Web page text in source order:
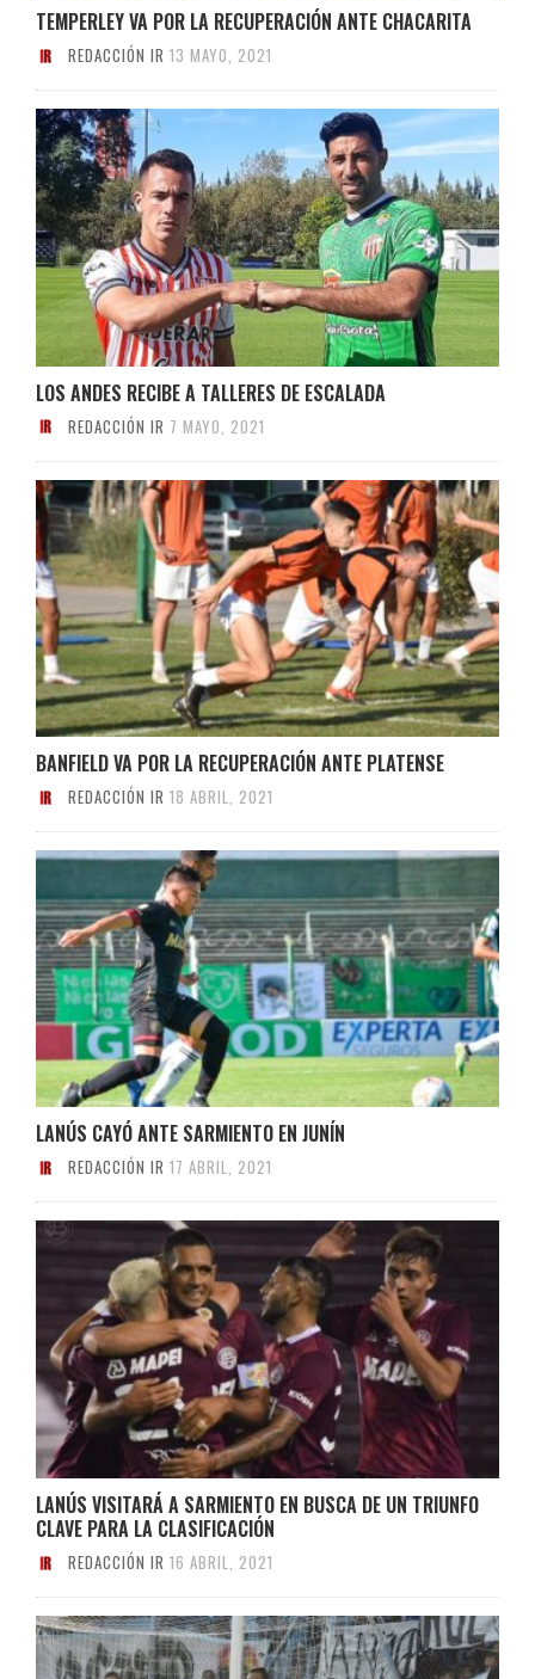
TEMPERLEY VA POR LA RECUPERACIÓN ANTE CHACARITA
REDACCIÓN IR 13 MAYO, 2021
LOS ANDES RECIBE A TALLERES DE ESCALADA
REDACCIÓN IR 7 MAYO, 2021
BANFIELD VA POR LA RECUPERACIÓN ANTE PLATENSE
REDACCIÓN IR 18 ABRIL, 2021
LANÚS CAYÓ ANTE SARMIENTO EN JUNÍN
REDACCIÓN IR 17 ABRIL, 2021
LANÚS VISITARÁ A SARMIENTO EN BUSCA DE UN TRIUNFO
CLAVE PARA LA CLASIFICACIÓN
REDACCIÓN IR 16 ABRIL, 2021